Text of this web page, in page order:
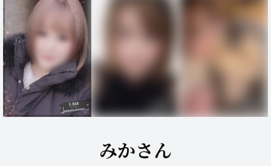
みかさん